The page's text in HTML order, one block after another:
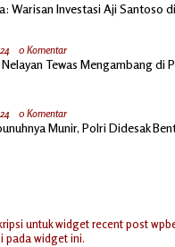
Warisan Investasi Aji Santoso
0 Komentar
Tewas Mengambang di
0 Komentar
Munir, Polri Didesak
untuk widget recent post
pada widget ini.